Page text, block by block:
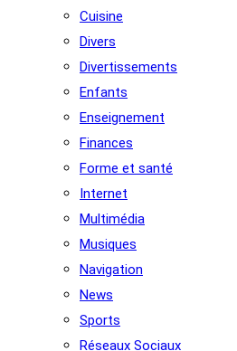
Cuisine
Divers
Divertissements
Enfants
Enseignement
Finances
Forme et santé
Internet
Multimédia
Musiques
Navigation
News
Sports
Réseaux Sociaux